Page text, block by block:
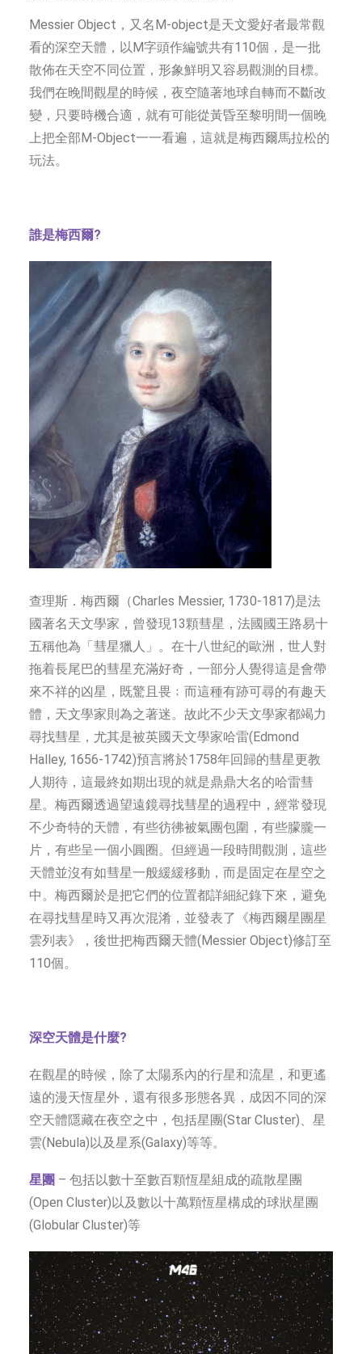
Messier Object，又名M-object是天文愛好者最常觀
看的深空天體，以M字頭作編號共有110個，是一批
散佈在天空不同位置，形象鮮明又容易觀測的目標。
我們在晚間觀星的時候，夜空隨著地球自轉而不斷改
變，只要時機合適，就有可能從黃昏至黎明間一個晚
上把全部M-Object一一看遍，這就是梅西爾馬拉松的
玩法。
誰是梅西爾?
查理斯．梅西爾（Charles Messier, 1730-1817)是法
國著名天文學家，曾發現13顆彗星，法國國王路易十
五稱他為「彗星獵人」。在十八世紀的歐洲，世人對
拖着長尾巴的彗星充滿好奇，一部分人覺得這是會帶
來不祥的凶星，既驚且畏﹔而這種有跡可尋的有趣天
體，天文學家則為之著迷。故此不少天文學家都竭力
尋找彗星，尤其是被英國天文學家哈雷(Edmond
Halley, 1656-1742)預言將於1758年回歸的彗星更教
人期待，這最終如期出現的就是鼎鼎大名的哈雷彗
星。梅西爾透過望遠鏡尋找彗星的過程中，經常發現
不少奇特的天體，有些彷彿被氣團包圍，有些朦朧一
片，有些呈一個小圓圈。但經過一段時間觀測，這些
天體並沒有如彗星一般緩緩移動，而是固定在星空之
中。梅西爾於是把它們的位置都詳細紀錄下來，避免
在尋找彗星時又再次混淆，並發表了《梅西爾星團星
雲列表》，後世把梅西爾天體(Messier Object)修訂至
110個。
深空天體是什麼?
在觀星的時候，除了太陽系內的行星和流星，和更遙
遠的漫天恆星外，還有很多形態各異，成因不同的深
空天體隱藏在夜空之中，包括星團(Star Cluster)、星
雲(Nebula)以及星系(Galaxy)等等。
星團 – 包括以數十至數百顆恆星組成的疏散星團
(Open Cluster)以及數以十萬顆恆星構成的球狀星團
(Globular Cluster)等